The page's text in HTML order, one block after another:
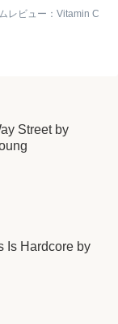
レビュー：Vitamin C
Street by
Is Hardcore by